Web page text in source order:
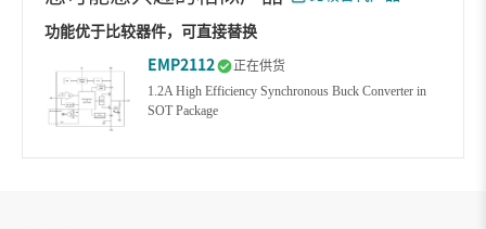
功能优于比较器件，可直接替换
EMP2112
正在供货
1.2A High Efficiency Synchronous Buck Converter in
SOT Package